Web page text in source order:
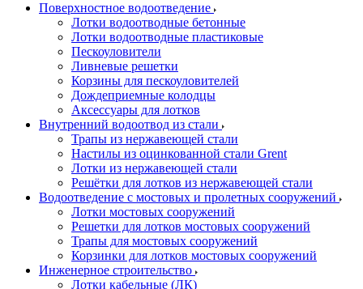
Поверхностное водоотведение
Лотки водоотводные бетонные
Лотки водоотводные пластиковые
Пескоуловители
Ливневые решетки
Корзины для пескоуловителей
Дождеприемные колодцы
Аксессуары для лотков
Внутренний водоотвод из стали
Трапы из нержавеющей стали
Настилы из оцинкованной стали Grent
Лотки из нержавеющей стали
Решётки для лотков из нержавеющей стали
Водоотведение с мостовых и пролетных сооружений
Лотки мостовых сооружений
Решетки для лотков мостовых сооружений
Трапы для мостовых сооружений
Корзинки для лотков мостовых сооружений
Инженерное строительство
Лотки кабельные (ЛК)